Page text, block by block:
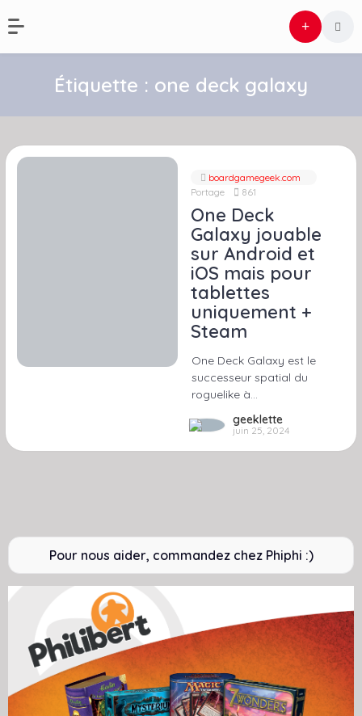
Étiquette : one deck galaxy
boardgamegeek.com
Portage
861
One Deck
Galaxy jouable
sur Android et
iOS mais pour
tablettes
uniquement +
Steam
One Deck Galaxy est le
successeur spatial du
roguelike à…
geeklette
juin 25, 2024
Pour nous aider, commandez chez Phiphi :)